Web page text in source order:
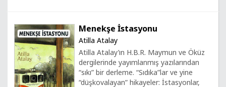
Menekşe İstasyonu
Atilla Atalay
Atilla Atalay’ın H.B.R. Maymun ve Öküz
dergilerinde yayımlanmış yazılarından
“sıkı” bir derleme. “Sıdıka”lar ve yine
“düşkovalayan” hikayeler: İstasyonlar,